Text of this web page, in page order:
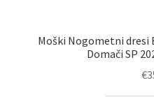
Moški Nogometni dresi
Domači SP
€